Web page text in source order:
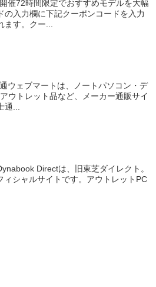
催72時間限定でおすすめモデルを大幅
入力欄に下記クーポンコードを入力
す。クー...
ウェブマートは、ノートパソコン・デ
ウトレット品など、メーカー通販サイ
通...
Directは、旧東芝ダイレクト。
シャルサイトです。アウトレットPC